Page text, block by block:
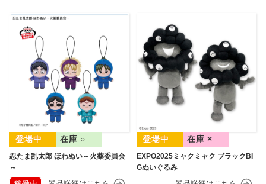
忍たま乱太郎 ほわぬい～火薬委員会
～
在庫 ○
EXPO2025ミャクミャク ブラックBI
Gぬいぐるみ
在庫 ×